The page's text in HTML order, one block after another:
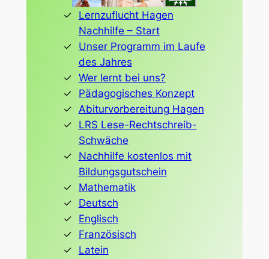
Lernzuflucht Hagen
Nachhilfe – Start
Unser Programm im Laufe
des Jahres
Wer lernt bei uns?
Pädagogisches Konzept
Abiturvorbereitung Hagen
LRS Lese-Rechtschreib-
Schwäche
Nachhilfe kostenlos mit
Bildungsgutschein
Mathematik
Deutsch
Englisch
Französisch
Latein